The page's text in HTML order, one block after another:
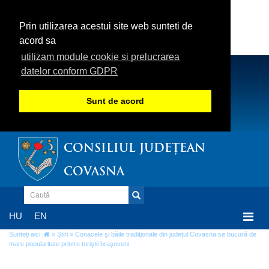
Prin utilizarea acestui site web sunteti de
acord sa
utilizam module cookie si prelucrarea
datelor conform GDPR
Sunt de acord
CONSILIUL JUDEȚEAN
COVASNA
HU EN
Sunteți aici: » Știri » Conacele şi băile tradiţionale din judeţul Covasna se bucură de
mare popularitate printre turiştii braşoveni